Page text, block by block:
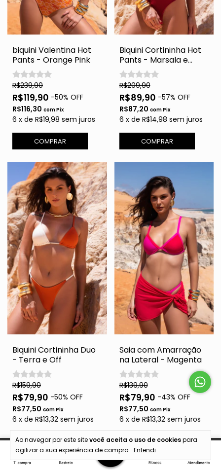
Ao navegar por este sitevocê aceita o uso de cookiespara
agilizar a sua experiência de compra. Entendi
biquini Valentina Hot
Pants - Orange Pink
R$239,90
R$119,90 -50% OFF
R$116,30 comPix
6 x de R$19,98 sem juros
COMPRAR
Biquini Cortininha Hot
Pants - Marsala e
Babalu
R$209,90
R$89,90 -57% OFF
R$87,20 comPix
6 x de R$14,98 sem juros
COMPRAR
Biquini Cortininha Duo
- Terra e Off
R$159,90
R$79,90 -50% OFF
R$77,50 comPix
6 x de R$13,32 sem juros
COMPRAR
Saia com Amarração
na Lateral - Magenta
R$139,90
R$79,90 -43% OFF
R$77,50 comPix
6 x de R$13,32 sem juros
COMPRAR